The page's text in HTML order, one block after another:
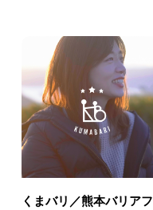
くまバリ／熊本バリアフ